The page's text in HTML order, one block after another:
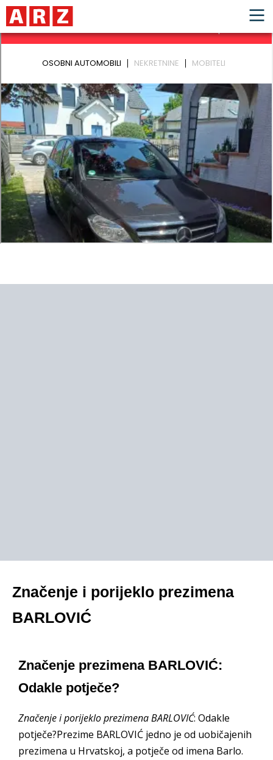
Značenje i porijeklo prezimena
BARLOVIĆ
Značenje prezimena BARLOVIĆ:
Odakle potječe?
Značenje i porijeklo prezimena BARLOVIĆ: Odakle
potječe?Prezime BARLOVIĆ jedno je od uobičajenih
prezimena u Hrvatskoj, a potječe od imena Barlo.